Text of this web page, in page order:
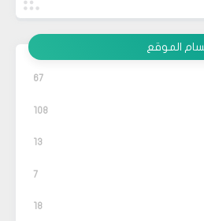
الموقع
67
108
13
7
18